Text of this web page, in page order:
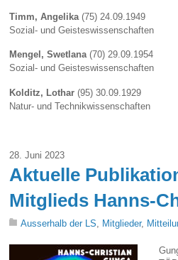
Timm, Angelika (75) 24.09.1949
Sozial- und Geisteswissenschaften
Mengel, Swetlana(70) 29.09.1954
Sozial- und Geisteswissenschaften
Kolditz, Lothar (95) 30.09.1929
Natur- und Technikwissenschaften
28. Juni 2023
Aktuelle
Mitglieds Hanns-
Ausserhalb der LS Mitglieder,